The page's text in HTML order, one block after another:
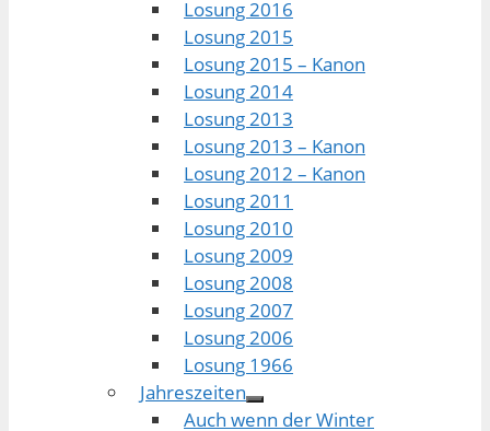
Losung 2016
Losung 2015
Losung 2015 – Kanon
Losung 2014
Losung 2013
Losung 2013 – Kanon
Losung 2012 – Kanon
Losung 2011
Losung 2010
Losung 2009
Losung 2008
Losung 2007
Losung 2006
Losung 1966
Jahreszeiten
Auch wenn der Winter